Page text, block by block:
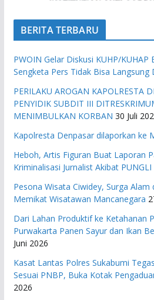
BERITA TERBARU
PWOIN Gelar Diskusi KUHP/KUHAP
Sengketa Pers Tidak Bisa Langsung
PERILAKU AROGAN KAPOLRESTA
PENYIDIK SUBDIT III
MENIMBULKAN KORBAN 30 Juli
Kapolresta Denpasar dilaporkan ke
Heboh, Artis Figuran Buat Laporan
Kriminalisasi Jurnalist Akibat PUNGLI
Pesona Wisata Ciwidey, Surga Alam
Memikat Wisatawan Mancanegara
Dari Lahan Produktif ke Ketahanan
Purwakarta Panen Sayur dan Ikan
Juni 2026
Kasat Lantas Polres Sukabumi
Sesuai PNBP, Buka Kotak
2026